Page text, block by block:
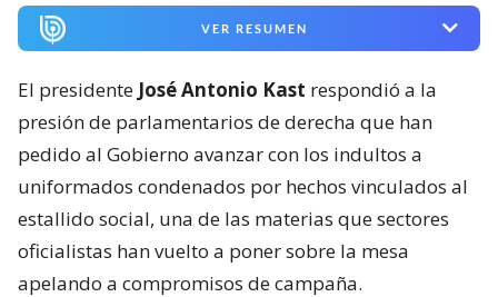
VER RESUMEN
El presidente José Antonio Kast respondió a la
presión de parlamentarios de derecha que han
pedido al Gobierno avanzar con los indultos a
uniformados condenados por hechos vinculados al
estallido social, una de las materias que sectores
oficialistas han vuelto a poner sobre la mesa
apelando a compromisos de campaña.